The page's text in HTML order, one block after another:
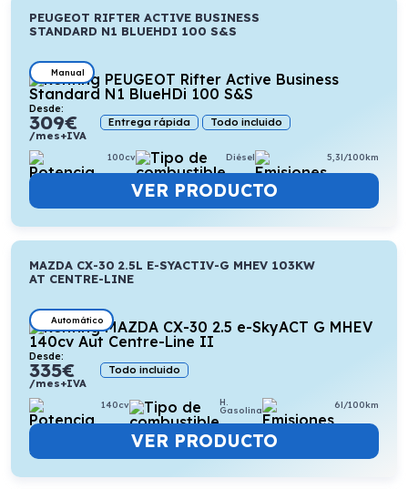
PEUGEOT RIFTER ACTIVE BUSINESS
STANDARD N1 BLUEHDI 100 S&S
Manual
Desde:
309€
/mes+IVA
Entrega rápida Todo incluido
100cv Diésel 5,3l/100km
VER PRODUCTO
MAZDA CX-30 2.5L E-SYACTIV-G MHEV 103KW
AT CENTRE-LINE
Automático
Desde:
335€
/mes+IVA
Todo incluido
140cv H.
Gasolina 6l/100km
VER PRODUCTO